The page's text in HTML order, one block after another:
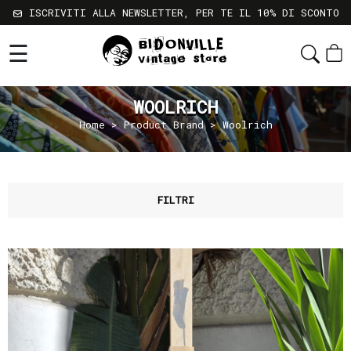
Shop
Chi
Siamo
Sostenibilità
Servizi
Newsletter
Termini
e
Condizioni
Spedizioni
ISCRIVITI ALLA NEWSLETTER, PER TE IL 10% DI SCONTO
☰
WOOLRICH
Home> Product Brand > Woolrich
FILTRI